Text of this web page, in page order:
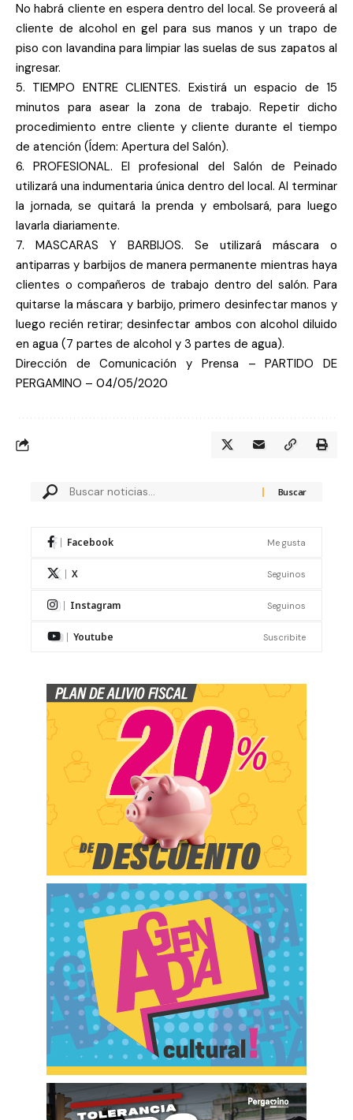
No habrá cliente en espera dentro del local. Se proveerá al
cliente de alcohol en gel para sus manos y un trapo de
piso con lavandina para limpiar las suelas de sus zapatos al
ingresar.
5. TIEMPO ENTRE CLIENTES. Existirá un espacio de 15
minutos para asear la zona de trabajo. Repetir dicho
procedimiento entre cliente y cliente durante el tiempo
de atención (Ídem: Apertura del Salón).
6. PROFESIONAL. El profesional del Salón de Peinado
utilizará una indumentaria única dentro del local. Al terminar
la jornada, se quitará la prenda y embolsará, para luego
lavarla diariamente.
7. MASCARAS Y BARBIJOS. Se utilizará máscara o
antiparras y barbijos de manera permanente mientras haya
clientes o compañeros de trabajo dentro del salón. Para
quitarse la máscara y barbijo, primero desinfectar manos y
luego recién retirar; desinfectar ambos con alcohol diluido
en agua (7 partes de alcohol y 3 partes de agua).
Dirección de Comunicación y Prensa – PARTIDO DE
PERGAMINO – 04/05/2020
Facebook Me gusta
X Seguinos
Instagram Seguinos
Youtube Suscribite